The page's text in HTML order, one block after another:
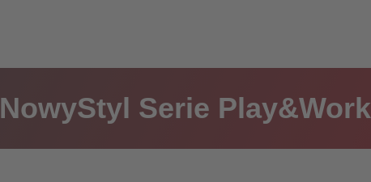
NowyStyl Serie Play&Work